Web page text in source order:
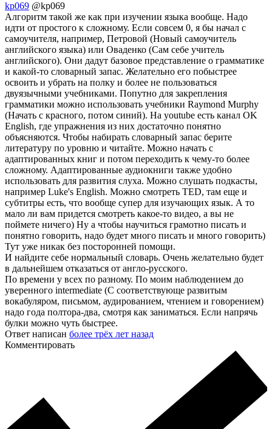
kp069 @kp069
Алгоритм такой же как при изучении языка вообще. Надо
идти от простого к сложному. Если совсем 0, я бы начал с
самоучителя, например, Петровой (Новый самоучитель
английского языка) или Оваденко (Сам себе учитель
английского). Они дадут базовое представление о грамматике
и какой-то словарный запас. Желательно его побыстрее
освоить и убрать на полку и более не пользоваться
двуязычными учебниками. Попутно для закрепления
грамматики можно использовать учебники Raymond Murphy
(Начать с красного, потом синий). На youtube есть канал OK
English, где упражнения из них достаточно понятно
объясняются. Чтобы набирать словарный запас берите
литературу по уровню и читайте. Можно начать с
адаптированных книг и потом переходить к чему-то более
сложному. Адаптированные аудиокниги также удобно
использовать для развития слуха. Можно слушать подкасты,
например Luke's English. Можно смотреть TED, там еще и
субтитры есть, что вообще супер для изучающих язык. А то
мало ли вам придется смотреть какое-то видео, а вы не
поймете ничего) Ну а чтобы научиться грамотно писать и
понятно говорить, надо будет много писать и много говорить)
Тут уже никак без посторонней помощи.
И найдите себе нормальный словарь. Очень желательно будет
в дальнейшем отказаться от англо-русского.
По времени у всех по разному. По моим наблюдением до
уверенного intermediate (С соответствующе развитым
вокабуляром, письмом, аудированием, чтением и говорением)
надо года полтора-два, смотря как заниматься. Если напрячь
булки можно чуть быстрее.
Ответ написан более трёх лет назад
Комментировать